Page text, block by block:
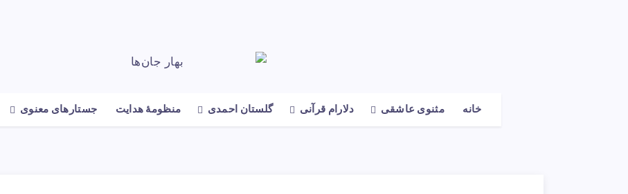
خانه مثنوی عاشقی دلارام قرآنی گلستان احمدی منظومهٔ هدایت جستارهای معنوی